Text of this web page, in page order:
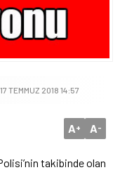
TEMMUZ 2018 14:57
A+ A-
takibinde olan